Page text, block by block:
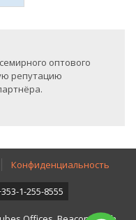
оптового
репутацию
Конфиденциальность
1-255-8555